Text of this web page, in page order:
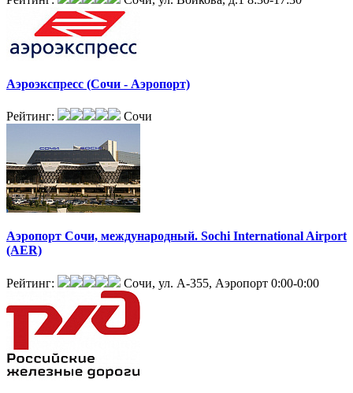
Аэроэкспресс (Сочи - Аэропорт)
Рейтинг: Сочи
Аэропорт Сочи, международный. Sochi International Airport
(AER)
Рейтинг: Сочи, ул. А-355, Аэропорт 0:00-0:00